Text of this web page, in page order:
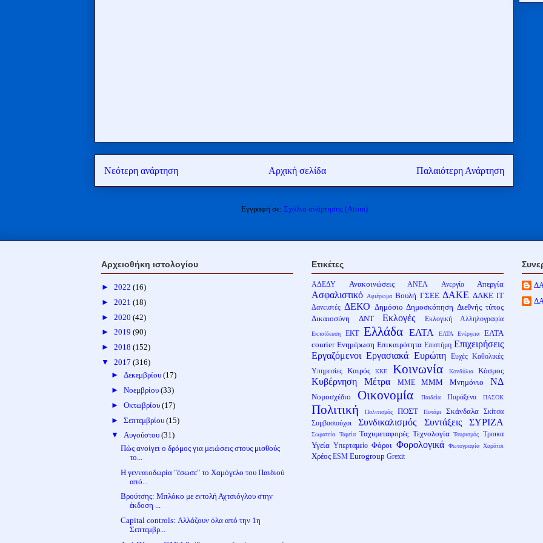
Νεότερη ανάρτηση Παλαιότερη Ανάρτηση
Αρχική σελίδα
Εγγραφή σε: Σχόλια ανάρτησης (Atom)
Αρχειοθήκη ιστολογίου
► 2022 (16)
► 2021 (18)
► 2020 (42)
► 2019 (90)
► 2018 (152)
▼ 2017 (316)
► Δεκεμβρίου (17)
► Νοεμβρίου (33)
► Οκτωβρίου (17)
► Σεπτεμβρίου (15)
▼ Αυγούστου (31)
Πώς ανοίγει ο δρόμος για μειώσεις στους μισθούς
το...
Η γενναιοδωρία "έσωσε" το Χαμόγελο του Παιδιού
από...
Βρούτσης: Μπλόκο με εντολή Αχτσιόγλου στην
έκδοση ...
Capital controls: Αλλάζουν όλα από την 1η
Σεπτεμβρ...
Ετικέτες
ΑΔΕΔΥ Ανακοινώσεις ΑΝΕΛ Ανεργία Απεργία
Ασφαλιστικό Αφιέρωμα Βουλή ΓΣΕΕ ΔΑΚΕ ΔΑΚΕ ΙΤ
Δανειστές ΔΕΚΟ Δημόσιο Δημοσκόπηση Διεθνής τύπος
Δικαιοσύνη
ΔΝΤ Εκλογές Εκλογική Αλληλογραφία
Εκπαίδευση ΕΚΤ Ελλάδα ΕΛΤΑ ΕΛΤΑ Ενέργεια
ΕΛΤΑ
courier Ενημέρωση Επικαιρότητα Επιστήμη Επιχειρήσεις
Εργαζόμενοι Εργασιακά Ευρώπη Ευχές Καθολικές
Υπηρεσίες
Καιρός ΚΚΕ Κοινωνία Κονδύλια Κόσμος
Κυβέρνηση Μέτρα ΜΜΕ ΜΜΜ Μνημόνιο ΝΔ
Νομοσχέδιο Οικονομία Παιδεία Παράξενα ΠΑΣΟΚ
Πολιτική Πολιτισμός ΠΟΣΤ Ποτάμι Σκάνδαλα
Σκίτσα
Συμβασιούχοι
Συνδικαλισμός Συντάξεις ΣΥΡΙΖΑ
Σωματεία Ταμεία Ταχυμεταφορές Τεχνολογία Τουρισμός Τροικα
Υγεία Υπερταμείο Φόροι Φορολογικά Φωτογραφία Χαράτσι
Χρέος ESM Eurogroup Grexit